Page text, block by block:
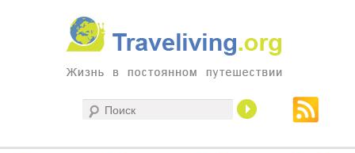
Traveliving
Жизнь в постоянном путешествии